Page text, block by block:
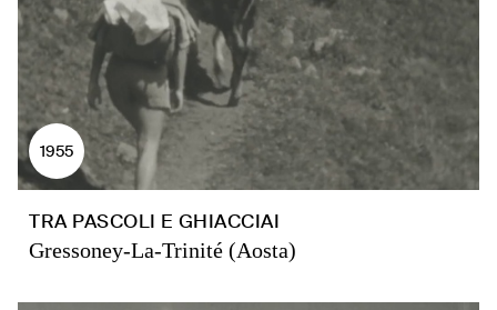
1955
TRA PASCOLI E GHIACCIAI
Gressoney-La-Trinité (Aosta)